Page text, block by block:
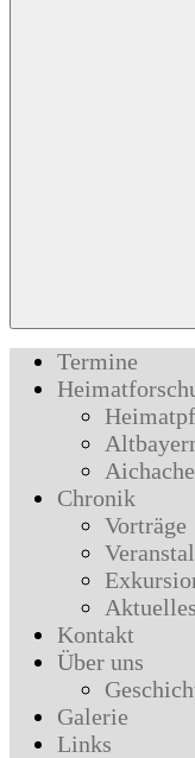
Termine
Chronik
Vorträge
Kontakt
Über uns
Galerie
Links